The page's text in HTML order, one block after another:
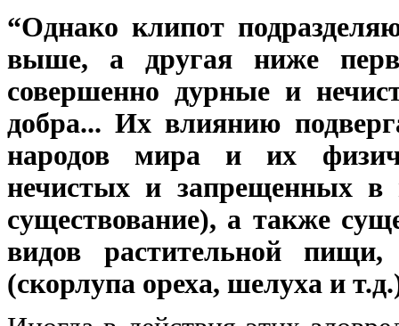
“Однако клипот
выше, а другая ниже
совершенно дурные и
добра... Их влиянию
народов мира и их
нечистых и запрещенных
существование), а также
видов растительной
(скорлупа ореха, шелуха и